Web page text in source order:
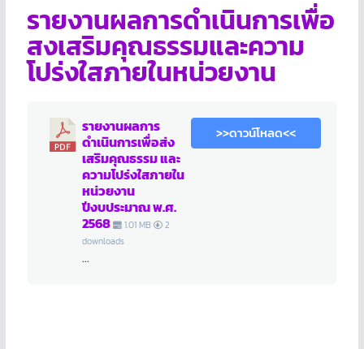
รายงานผลการดำเนินการเพื่อ
สงเสริมคุณธรรมและความ
โปร่งใสภายในหน่วยงาน
รายงานผลการ
ดำเนินการเพื่อส่ง
เสริมคุณธรรม และ
ความโปร่งใสภายใน
หน่วยงาน
ปีงบประมาณ พ.ศ.
2568
1.01 MB
2
downloads
...
>>ดาวน์โหลด<<